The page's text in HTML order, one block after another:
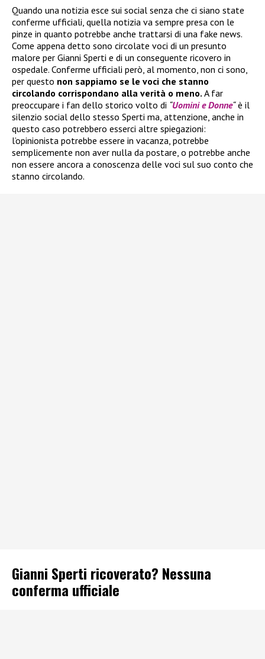
Quando una notizia esce sui social senza che ci siano state
conferme ufficiali, quella notizia va sempre presa con le
pinze in quanto potrebbe anche trattarsi di una fake news.
Come appena detto sono circolate voci di un presunto
malore per Gianni Sperti e di un conseguente ricovero in
ospedale. Conferme ufficiali però, al momento, non ci sono,
per questo non sappiamo se le voci che stanno
circolando corrispondano alla verità o meno. A far
preoccupare i fan dello storico volto di “Uomini e Donne“è il
silenzio social dello stesso Sperti ma, attenzione, anche in
questo caso potrebbero esserci altre spiegazioni:
l’opinionista potrebbe essere in vacanza, potrebbe
semplicemente non aver nulla da postare, o potrebbe anche
non essere ancora a conoscenza delle voci sul suo conto che
stanno circolando.
Gianni Sperti ricoverato? Nessuna
conferma ufficiale